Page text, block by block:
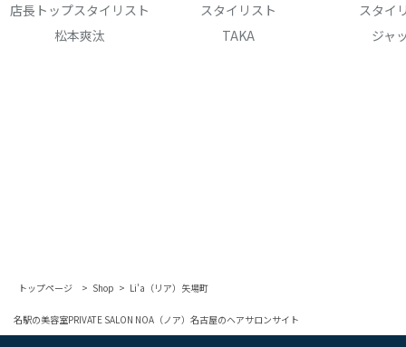
店長トップスタイリスト
松本爽汰
スタイリスト
TAKA
スタイ
ジャ
トップページ Shop Li'a（リア）矢場町
名駅の美容室PRIVATE SALON NOA（ノア）名古屋のヘアサロンサイト